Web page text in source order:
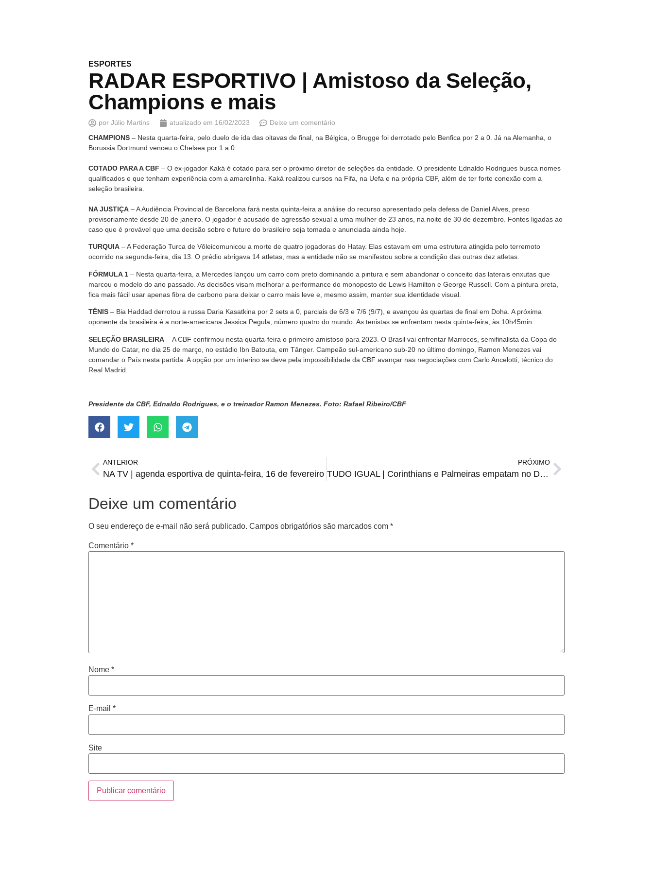
ESPORTES
RADAR ESPORTIVO | Amistoso da Seleção,
Champions e mais
por Júlio Martins atualizado em 16/02/2023
Deixe um comentário
CHAMPIONS – Nesta quarta-feira, pelo duelo de ida das oitavas de final, na Bélgica, o Brugge foi derrotado pelo Benfica por 2 a 0. Já na Alemanha, o
Borussia Dortmund venceu o Chelsea por 1 a 0.
COTADO PARA A CBF – O ex-jogador Kaká é cotado para ser o próximo diretor de seleções da entidade. O presidente Ednaldo Rodrigues busca nomes
qualificados e que tenham experiência com a amarelinha. Kaká realizou cursos na Fifa, na Uefa e na própria CBF, além de ter forte conexão com a
seleção brasileira.
NA JUSTIÇA – A Audiência Provincial de Barcelona fará nesta quinta-feira a análise do recurso apresentado pela defesa de Daniel Alves, preso
provisoriamente desde 20 de janeiro. O jogador é acusado de agressão sexual a uma mulher de 23 anos, na noite de 30 de dezembro. Fontes ligadas ao
caso que é provável que uma decisão sobre o futuro do brasileiro seja tomada e anunciada ainda hoje.
TURQUIA – A Federação Turca de Vôleicomunicou a morte de quatro jogadoras do Hatay. Elas estavam em uma estrutura atingida pelo terremoto
ocorrido na segunda-feira, dia 13. O prédio abrigava 14 atletas, mas a entidade não se manifestou sobre a condição das outras dez atletas.
FÓRMULA 1 – Nesta quarta-feira, a Mercedes lançou um carro com preto dominando a pintura e sem abandonar o conceito das laterais enxutas que
marcou o modelo do ano passado. As decisões visam melhorar a performance do monoposto de Lewis Hamilton e George Russell. Com a pintura preta,
fica mais fácil usar apenas fibra de carbono para deixar o carro mais leve e, mesmo assim, manter sua identidade visual.
TÊNIS – Bia Haddad derrotou a russa Daria Kasatkina por 2 sets a 0, parciais de 6/3 e 7/6 (9/7), e avançou às quartas de final em Doha. A próxima
oponente da brasileira é a norte-americana Jessica Pegula, número quatro do mundo. As tenistas se enfrentam nesta quinta-feira, às 10h45min.
SELEÇÃO BRASILEIRA – A CBF confirmou nesta quarta-feira o primeiro amistoso para 2023. O Brasil vai enfrentar Marrocos, semifinalista da Copa do
Mundo do Catar, no dia 25 de março, no estádio Ibn Batouta, em Tânger. Campeão sul-americano sub-20 no último domingo, Ramon Menezes vai
comandar o País nesta partida. A opção por um interino se deve pela impossibilidade da CBF avançar nas negociações com Carlo Ancelotti, técnico do
Real Madrid.
Presidente da CBF, Ednaldo Rodrigues, e o treinador Ramon Menezes. Foto: Rafael Ribeiro/CBF
ANTERIOR
NA TV | agenda esportiva de quinta-feira, 16 de fevereiro
PRÓXIMO
TUDO IGUAL | Corinthians e Palmeiras empatam no Dérbi Paulista
Deixe um comentário
O seu endereço de e-mail não será publicado. Campos obrigatórios são marcados com *
Comentário *
Nome *
E-mail *
Site